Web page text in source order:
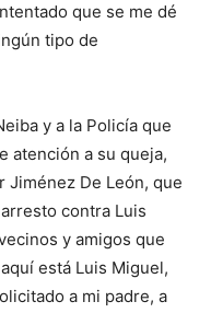
que se me dé
tipo de
y a la Policía que
atención a su queja,
Jiménez De León, que
contra Luis
y amigos que
está Luis Miguel,
a mi padre, a